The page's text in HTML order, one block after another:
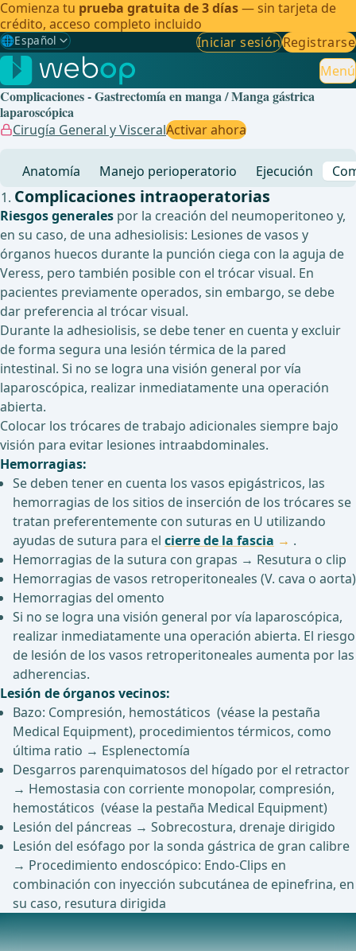
Comienza tu prueba gratuita de 3 días— sin tarjeta de
crédito, acceso completo incluido
🌐Español
Gewählte Sprache: Español
🇩🇪 Alemán
🇬🇧Inglés
🇪🇸Español ✓
🇧🇷Brasileño
Iniciar sesiónRegistrarse
Menú
Complicaciones - Gastrectomía en manga / Manga gástrica
laparoscópica
Cirugía General y VisceralActivar ahora
Anatomía Manejo perioperatorio Ejecución
Complicaciones intraoperatorias
Riesgos generales por la creación del neumoperitoneo y,
en su caso, de una adhesiolisis: Lesiones de vasos y
órganos huecos durante la punción ciega con la aguja de
Veress, pero también posible con el trócar visual. En
pacientes previamente operados, sin embargo, se debe
dar preferencia al trócar visual.
Durante la adhesiolisis, se debe tener en cuenta y excluir
de forma segura una lesión térmica de la pared
intestinal. Si no se logra una visión general por vía
laparoscópica, realizar inmediatamente una operación
abierta.
Colocar los trócares de trabajo adicionales siempre bajo
visión para evitar lesiones intraabdominales.
Hemorragias:
Se deben tener en cuenta los vasos epigástricos, las
hemorragias de los sitios de inserción de los trócares se
tratan preferentemente con suturas en U utilizando
ayudas de sutura para el cierre de la fascia
.
Hemorragias de la sutura con grapas → Resutura o clip
Hemorragias de vasos retroperitoneales (V. cava o aorta)
Hemorragias del omento
Si no se logra una visión general por vía laparoscópica,
realizar inmediatamente una operación abierta. El riesgo
de lesión de los vasos retroperitoneales aumenta por las
adherencias.
Lesión de órganos vecinos:
Bazo: Compresión, hemostáticos (véase la pestaña
Medical Equipment), procedimientos térmicos, como
última ratio → Esplenectomía
Desgarros parenquimatosos del hígado por el retractor
→ Hemostasia con corriente monopolar, compresión,
hemostáticos (véase la pestaña Medical Equipment)
Lesión del páncreas → Sobrecostura, drenaje dirigido
Lesión del esófago por la sonda gástrica de gran calibre
→ Procedimiento endoscópico: Endo-Clips en
combinación con inyección subcutánea de epinefrina, en
su caso, resutura dirigida
Complicaciones postoperatorias